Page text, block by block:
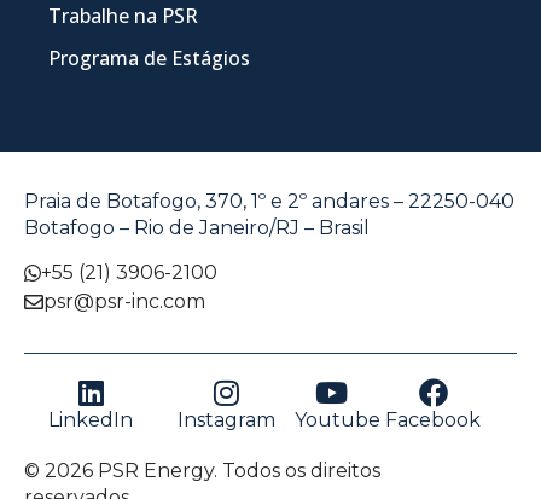
Trabalhe na PSR
Programa de Estágios
Praia de Botafogo, 370, 1º e 2º andares – 22250-040
Botafogo – Rio de Janeiro/RJ – Brasil
+55 (21) 3906-2100
psr@psr-inc.com
LinkedIn Instagram Youtube Facebook
© 2026 PSR Energy. Todos os direitos